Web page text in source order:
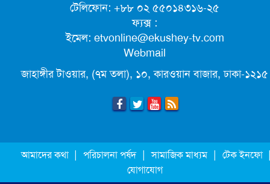
লিগ্যাল এইডের মাধ্যমে সন্তান ফিরে পেল
সেই কিশোরী মা জুঁই
জেট ফুয়েলের দাম কমলো লিটারে ১৯ টাকা
মূল্যস্ফীতি কমে জুনে ৯ দশমিক ১৬ শতাংশ
ছুটিতে গিয়ে না ফিরলে ৩ বছরের নিষেধাজ্ঞা,
নতুন নিয়ম সৌদির
টেলিফোন: +৮৮ ০২ ৫৫০১৪৩১৬-২৫
ফ্যক্স :
ইমেল: etvonline@ekushey-tv.com
Webmail
জাহাঙ্গীর টাওয়ার, (৭ম তলা), ১০, কারওয়ান বাজার, ঢাকা-১২১৫
আমাদের কথা | পরিচালনা পর্ষদ | সামাজিক মাধ্যম | টেক ইনফো
যোগাযোগ